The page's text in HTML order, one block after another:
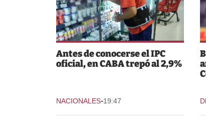
Antes de conocerse el IPC
oficial, en CABA trepó al 2,9%
NACIONALES-19:47